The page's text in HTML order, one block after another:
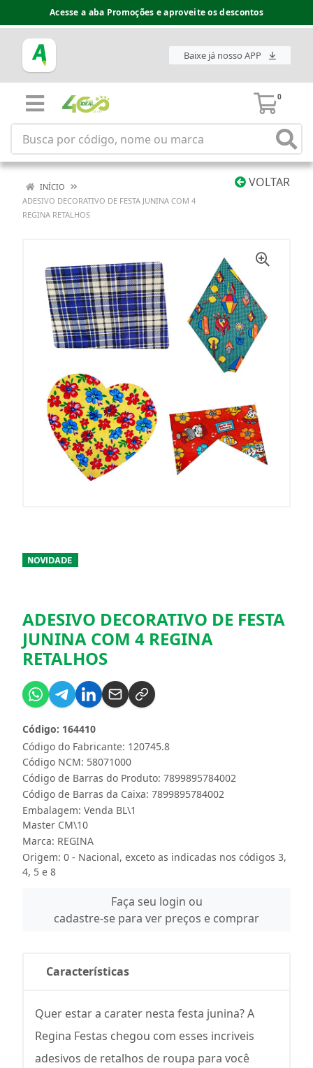
Acesse a aba Promoções e aproveite os descontos
Baixe já nosso APP
0
VOLTAR
INÍCIO
ADESIVO DECORATIVO DE FESTA JUNINA COM 4
REGINA RETALHOS
ADESIVO DECORATIVO DE FESTA
JUNINA COM 4 REGINA
RETALHOS
Código do Fabricante: 120745.8
Código: 164410
Código NCM: 58071000
Código de Barras do Produto: 7899895784002
Código de Barras da Caixa: 7899895784002
Embalagem: Venda BL\1
Master CM\10
Marca: REGINA
Origem: 0 - Nacional, exceto as indicadas nos códigos 3,
4, 5 e 8
Faça seu login ou
cadastre-se para ver preços e comprar
Características
Quer estar a carater nesta festa junina? A
Regina Festas chegou com esses incriveis
adesivos de retalhos de roupa para você